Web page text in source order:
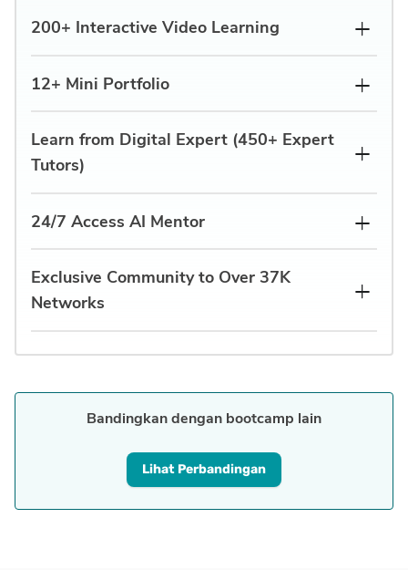
200+ Interactive Video Learning
12+ Mini Portfolio
Learn from Digital Expert (450+ Expert
Tutors)
24/7 Access AI Mentor
Exclusive Community to Over 37K
Networks
Bandingkan dengan bootcamp lain
Lihat Perbandingan